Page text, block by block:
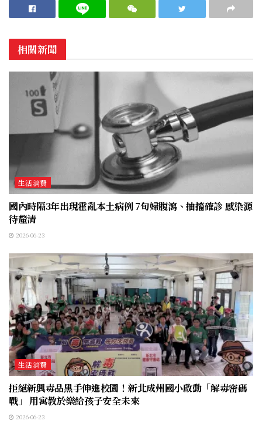
相關新聞
生活消費
國內時隔3年出現霍亂本土病例 7旬婦腹瀉、抽搐確診 感染源
待釐清
2026-06-23
生活消費
拒絕新興毒品黑手伸進校園！新北成州國小啟動「解毒密碼
戰」 用寓教於樂給孩子安全未來
2026-06-23